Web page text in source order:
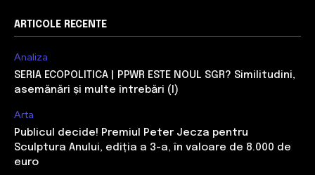
ARTICOLE RECENTE
Analiza
SERIA ECOPOLITICA | PPWR ESTE NOUL SGR? Similitudini,
asemănări și multe întrebări (I)
Arta
Publicul decide! Premiul Peter Jecza pentru
Sculptura Anului, ediția a 3-a, în valoare de 8.000 de
euro